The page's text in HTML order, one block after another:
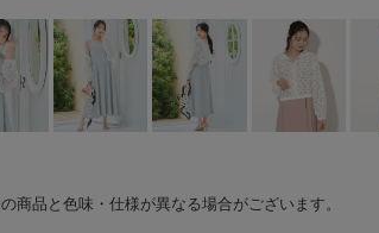
商品と色味・仕様が異なる場合がございます。